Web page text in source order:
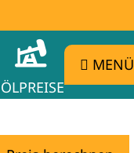
ÖLPREISE
MENÜ